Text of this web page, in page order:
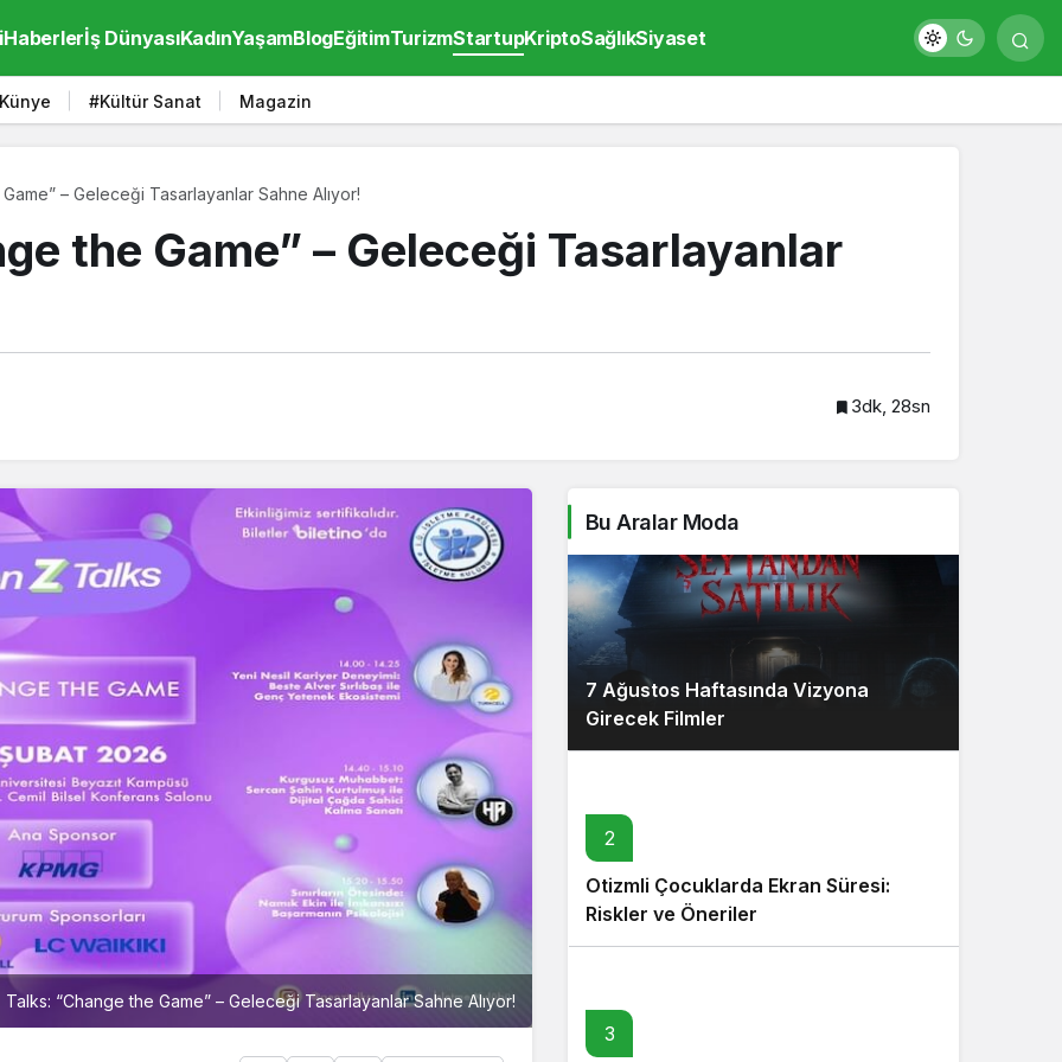
Haberlerİş DünyasıKadınYaşamBlogEğitimTurizmStartupKriptoSağlıkSiyaset
#Kültür Sanat Magazin
– Geleceği Tasarlayanlar Sahne Alıyor!
the Game” – Geleceği Tasarlayanlar
3dk, 28sn
Talks: “Change the Game” – Geleceği Tasarlayanlar Sahne Alıyor!
Bu Aralar Moda
7 Ağustos Haftasında Vizyona
Girecek Filmler
2
Otizmli Çocuklarda Ekran Süresi:
Riskler ve Öneriler
3